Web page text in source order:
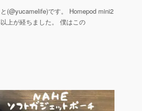
(@yucamelife)です。 Homepod mini2
上が経ちました。 僕はこの